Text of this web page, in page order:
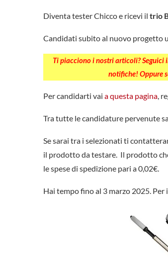
Diventa tester Chicco e ricevi il trio
Candidati subito al nuovo progetto
Ti piacciono i nostri articoli? Seguici
notifiche! Oppure
Per candidarti vai a questa pagina,
Tra tutte le candidature pervenute
Se sarai tra i selezionati ti
il prodotto da testare. Il prodotto
le spese di spedizione pari a 0,02€.
Hai tempo fino al 3 marzo 2025.